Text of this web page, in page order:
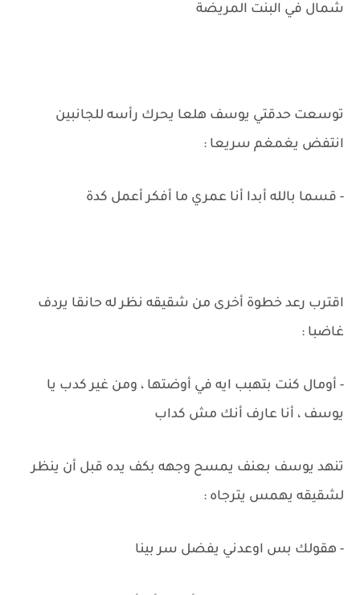
شمال في البنت المريضة
توسعت حدقتي يوسف هلعا يحرك رأسه للجانبين
انتفض يغمغم سريعا :
- قسما بالله أبدا أنا عمري ما أفكر أعمل كدة
اقترب رعد خطوة أخرى من شقيقه نظر له حانقا يردف
غاضبا :
- أومال كنت بتهبب ايه في أوضتها ، ومن غير كدب يا
يوسف ، أنا عارف أنك مش كداب
تنهد يوسف بعنف يمسح وجهه بكف يده قبل أن ينظر
لشقيقه يهمس يترجاه :
- هقولك بس اوعدني يفضل سر بينا